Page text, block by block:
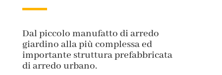
Dal piccolo manufatto di arredo
giardino alla più complessa ed
importante struttura prefabbricata
di arredo urbano.